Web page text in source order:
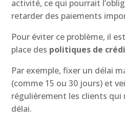
activité, ce qui pourrait
retarder des paiements
Pour éviter ce problème, il
place des politiques de
Par exemple, fixer un délai
(comme 15 ou 30 jours) et
régulièrement les clients qui
délai.